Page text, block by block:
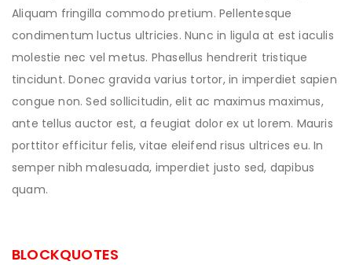
Aliquam fringilla commodo pretium. Pellentesque
condimentum luctus ultricies. Nunc in ligula at est iaculis
molestie nec vel metus. Phasellus hendrerit tristique
tincidunt. Donec gravida varius tortor, in imperdiet sapien
congue non. Sed sollicitudin, elit ac maximus maximus,
ante tellus auctor est, a feugiat dolor ex ut lorem. Mauris
porttitor efficitur felis, vitae eleifend risus ultrices eu. In
semper nibh malesuada, imperdiet justo sed, dapibus
quam.
BLOCKQUOTES